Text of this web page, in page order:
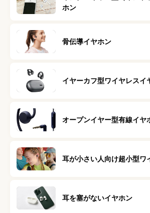
ホン
骨伝導イヤホン
イヤーカフ型ワイヤレスイ
オープンイヤー型有線イヤ
耳が小さい人向け超小型ワ
耳を塞がないイヤホン